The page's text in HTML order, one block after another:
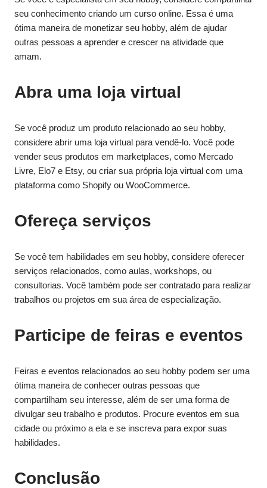
seu conhecimento criando um curso online. Essa é uma
ótima maneira de monetizar seu hobby, além de ajudar
outras pessoas a aprender e crescer na atividade que
amam.
Abra uma loja virtual
Se você produz um produto relacionado ao seu hobby,
considere abrir uma loja virtual para vendê-lo. Você pode
vender seus produtos em marketplaces, como Mercado
Livre, Elo7 e Etsy, ou criar sua própria loja virtual com uma
plataforma como Shopify ou WooCommerce.
Ofereça serviços
Se você tem habilidades em seu hobby, considere oferecer
serviços relacionados, como aulas, workshops, ou
consultorias. Você também pode ser contratado para realizar
trabalhos ou projetos em sua área de especialização.
Participe de feiras e eventos
Feiras e eventos relacionados ao seu hobby podem ser uma
ótima maneira de conhecer outras pessoas que
compartilham seu interesse, além de ser uma forma de
divulgar seu trabalho e produtos. Procure eventos em sua
cidade ou próximo a ela e se inscreva para expor suas
habilidades.
Conclusão